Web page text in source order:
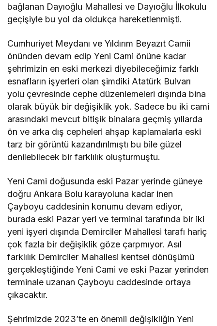
bağlanan Dayıoğlu Mahallesi ve Dayıoğlu İlkokulu
geçişiyle bu yol da oldukça hareketlenmişti.
Cumhuriyet Meydanı ve Yıldırım Beyazıt Camii
önünden devam edip Yeni Cami önüne kadar
şehrimizin en eski merkezi diyebileceğimiz farklı
esnafların işyerleri olan şimdiki Atatürk Bulvarı
yolu çevresinde cephe düzenlemeleri dışında bina
olarak büyük bir değişiklik yok. Sadece bu iki cami
arasındaki mevcut bitişik binalara geçmiş yıllarda
ön ve arka dış cepheleri ahşap kaplamalarla eski
tarz bir görüntü kazandırılmıştı bu bile güzel
denilebilecek bir farklılık oluşturmuştu.
Yeni Cami doğusunda eski Pazar yerinde güneye
doğru Ankara Bolu karayoluna kadar inen
Çayboyu caddesinin konumu devam ediyor,
burada eski Pazar yeri ve terminal tarafında bir iki
yeni işyeri dışında Demirciler Mahallesi tarafı hariç
çok fazla bir değişiklik göze çarpmıyor. Asıl
farklılık Demirciler Mahallesi kentsel dönüşümü
gerçekleştiğinde Yeni Cami ve eski Pazar yerinden
terminale uzanan Çayboyu caddesinde ortaya
çıkacaktır.
Şehrimizde 2023’te en önemli değişikliğin Yeni